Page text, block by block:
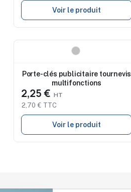
Voir le produit
Porte-clés publicitaire tournevis
multifonctions
2,25 €
2,70 € TTC
Voir le produit